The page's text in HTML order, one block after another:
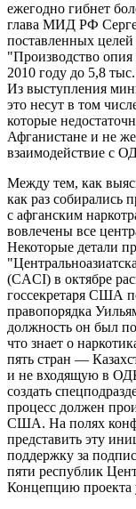
ежегодно гибнет
глава МИД РФ
поставленных целей
"Производство опия
2010 году до 5,8
Из выступления
это несут в том
которые
Афганистане и не
взаимодействие с
Между тем, как
как раз собирались
с афганским
вовлечены все
Некоторые детали
(CACI) в октябре
госсекретаря США
правопорядка
должность он был
что знает о
пять стран —
и не входящую в
создать
процесс должен
США. На полях
представить эту
поддержку за
пяти республик
Концепцию проекта